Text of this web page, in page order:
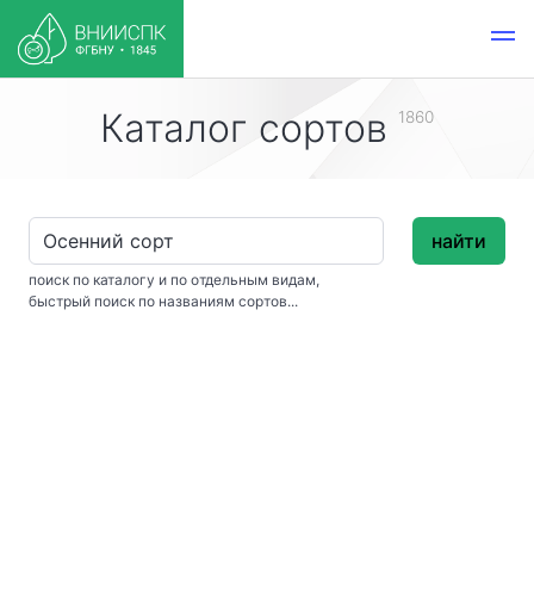
Каталог сортов 1860
поиск по каталогу и по отдельным видам,
быстрый поиск по названиям сортов...
найти